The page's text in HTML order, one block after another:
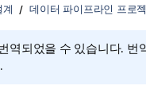
데이터 파이프라인 프로
역되었을 수 있습니다. 번